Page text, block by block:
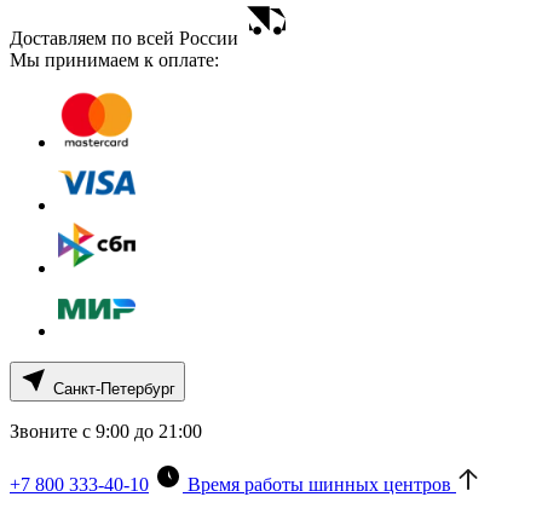
Доставляем по всей России
Мы принимаем к оплате:
Санкт-Петербург
Звоните с 9:00 до 21:00
+7 800 333-40-10
Время работы шинных центров